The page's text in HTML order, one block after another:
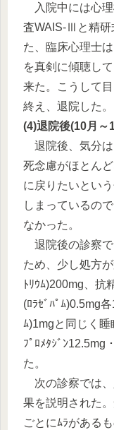
入院中には心理
査WAIS-Ⅲと精研
た、臨床心理士
を真剣に傾聴し
来た。こうして
終え、退院した。
(4)退院後(10月～
退院後、気分は
死念慮がほとん
に戻りたいとい
しまっているの
なかった。
退院後の診察で
ため、少し処方
ﾄﾘｳﾑ)200mg、抗
(ﾛﾗｾﾞﾊﾟﾑ)0.5mg
ﾑ)1mgと同じく睡
ﾌﾟﾛﾒﾀｼﾞﾝ12.5mg
た。
次の診察では
果を説明された
ごとにﾑﾗがある